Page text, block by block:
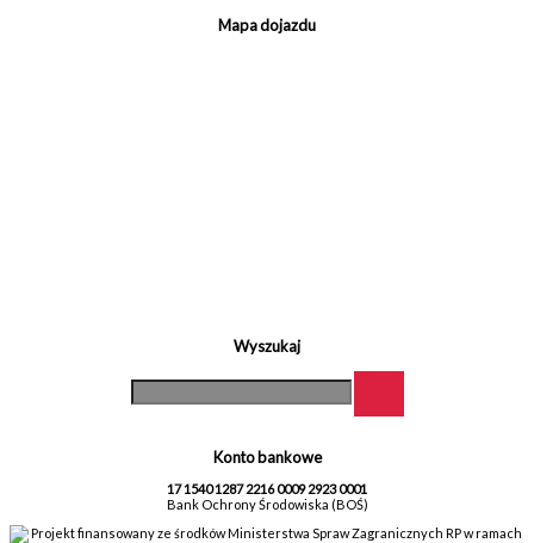
Mapa dojazdu
Wyszukaj
Konto bankowe
17 1540 1287 2216 0009 2923 0001
Bank Ochrony Środowiska (BOŚ)
Projekt finansowany ze środków Ministerstwa Spraw Zagranicznych RP w ramach